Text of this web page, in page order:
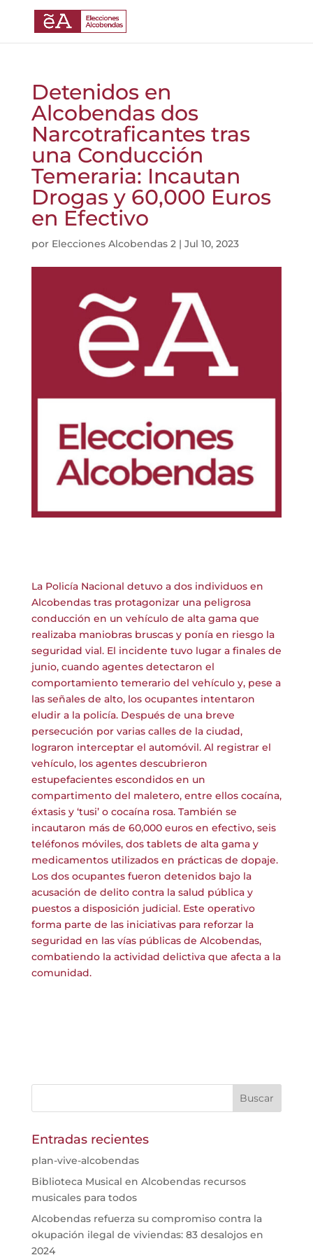
Detenidos en
Alcobendas dos
Narcotraficantes tras
una Conducción
Temeraria: Incautan
Drogas y 60,000 Euros
en Efectivo
por Elecciones Alcobendas 2| Jul 10, 2023
La Policía Nacional detuvo a dos individuos en
Alcobendas tras protagonizar una peligrosa
conducción en un vehículo de alta gama que
realizaba maniobras bruscas y ponía en riesgo la
seguridad vial. El incidente tuvo lugar a finales de
junio, cuando agentes detectaron el
comportamiento temerario del vehículo y, pese a
las señales de alto, los ocupantes intentaron
eludir a la policía. Después de una breve
persecución por varias calles de la ciudad,
lograron interceptar el automóvil. Al registrar el
vehículo, los agentes descubrieron
estupefacientes escondidos en un
compartimento del maletero, entre ellos cocaína,
éxtasis y ‘tusi’ o cocaína rosa. También se
incautaron más de 60,000 euros en efectivo, seis
teléfonos móviles, dos tablets de alta gama y
medicamentos utilizados en prácticas de dopaje.
Los dos ocupantes fueron detenidos bajo la
acusación de delito contra la salud pública y
puestos a disposición judicial. Este operativo
forma parte de las iniciativas para reforzar la
seguridad en las vías públicas de Alcobendas,
combatiendo la actividad delictiva que afecta a la
comunidad.
Entradas recientes
plan-vive-alcobendas
Biblioteca Musical en Alcobendas recursos
musicales para todos
Alcobendas refuerza su compromiso contra la
okupación ilegal de viviendas: 83 desalojos en
2024